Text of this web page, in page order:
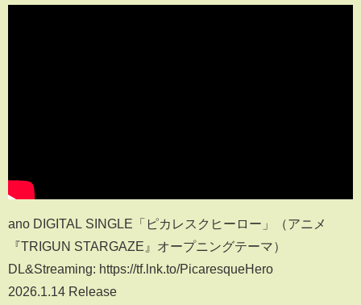
ano DIGITAL SINGLE「ピカレスクヒーロー」（アニメ
『TRIGUN STARGAZE』オープニングテーマ）
DL&Streaming: https://tf.lnk.to/PicaresqueHero
2026.1.14 Release